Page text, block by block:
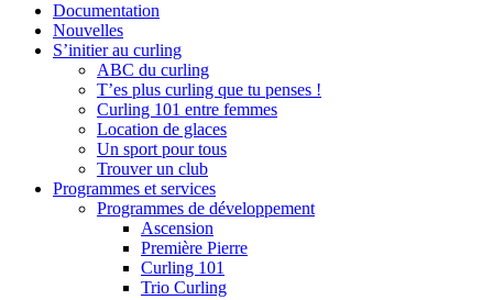
Documentation
Nouvelles
S’initier au curling
ABC du curling
T’es plus curling que tu penses !
Curling 101 entre femmes
Location de glaces
Un sport pour tous
Trouver un club
Programmes et services
Programmes de développement
Ascension
Première Pierre
Curling 101
Trio Curling